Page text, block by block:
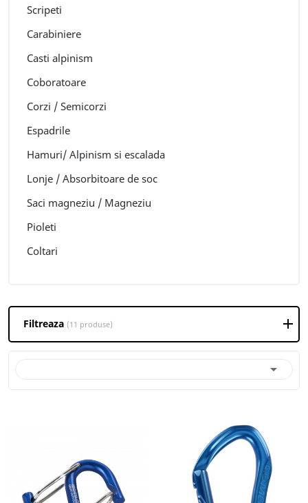
Scripeti
Carabiniere
Casti alpinism
Coboratoare
Corzi / Semicorzi
Espadrile
Hamuri/ Alpinism si escalada
Lonje / Absorbitoare de soc
Saci magneziu / Magneziu
Pioleti
Coltari
Filtreaza (11 produse)
